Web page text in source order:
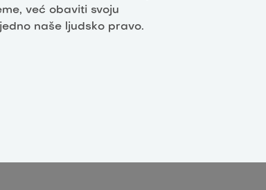
već obaviti svoju
naše ljudsko pravo.